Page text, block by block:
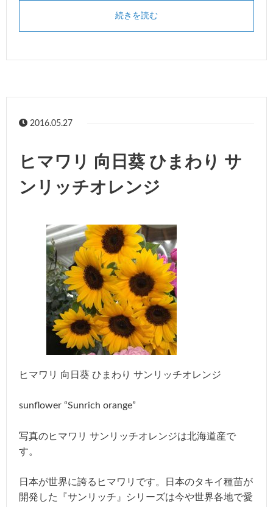
続きを読む
2016.05.27
ヒマワリ 向日葵 ひまわり サ
ンリッチオレンジ
ヒマワリ 向日葵 ひまわり サンリッチオレンジ
sunflower “Sunrich orange”
写真のヒマワリ サンリッチオレンジは北海道産で
す。
日本が世界に誇るヒマワリです。日本のタキイ種苗が
開発した『サンリッチ』シリーズは今や世界各地で愛